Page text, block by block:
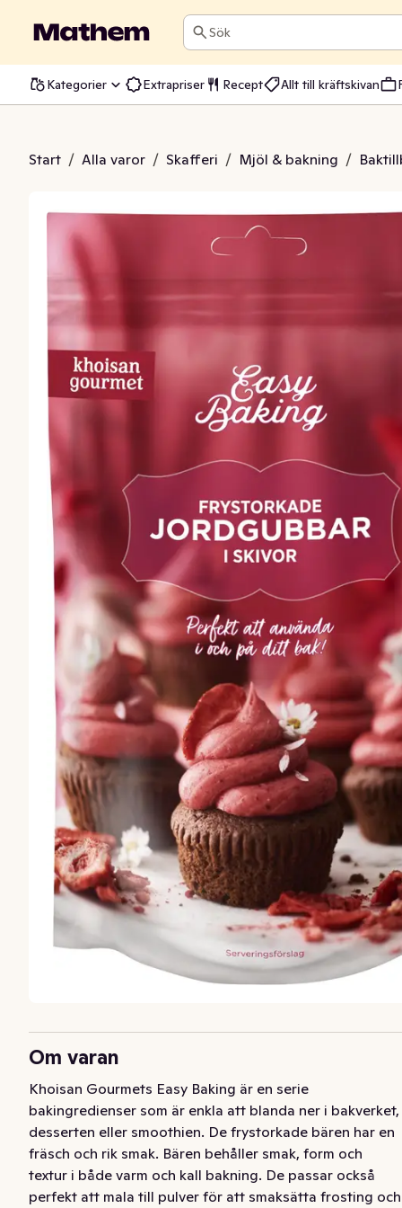
Sök
Kategorier Extrapriser Recept Allt till kräftskivan
Start / Alla varor / Skafferi / Mjöl & bakning /
Frystorkade Skivor
Om varan
Khoisan Gourmets Easy Baking är en serie
bakingredienser som är enkla att blanda ner i bakverket,
desserten eller smoothien. De frystorkade bären har en
fräsch och rik smak. Bären behåller smak, form och
textur i både varm och kall bakning. De passar också
perfekt att mala till pulver för att smaksätta frosting och